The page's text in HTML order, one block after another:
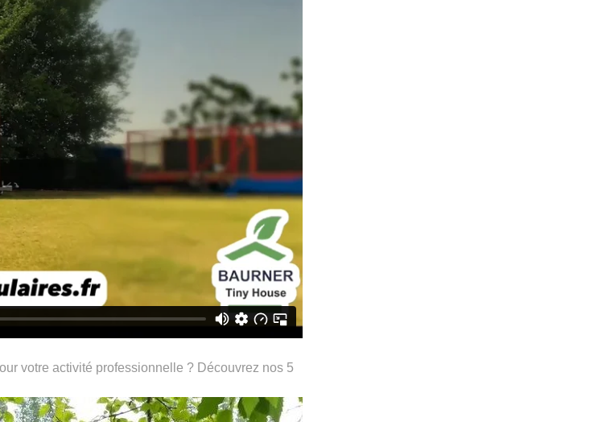
votre activité professionnelle ? Découvrez nos 5